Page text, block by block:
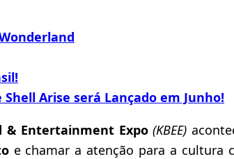
Arise será Lançado em Junho!
& Entertainment Expo (KBEE)
e chamar a atenção para a cultura